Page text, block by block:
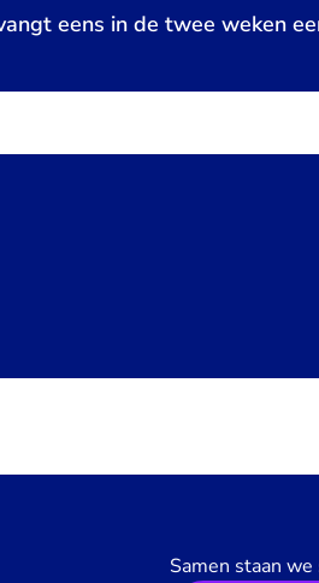
eens in de twee weken
Samen staan